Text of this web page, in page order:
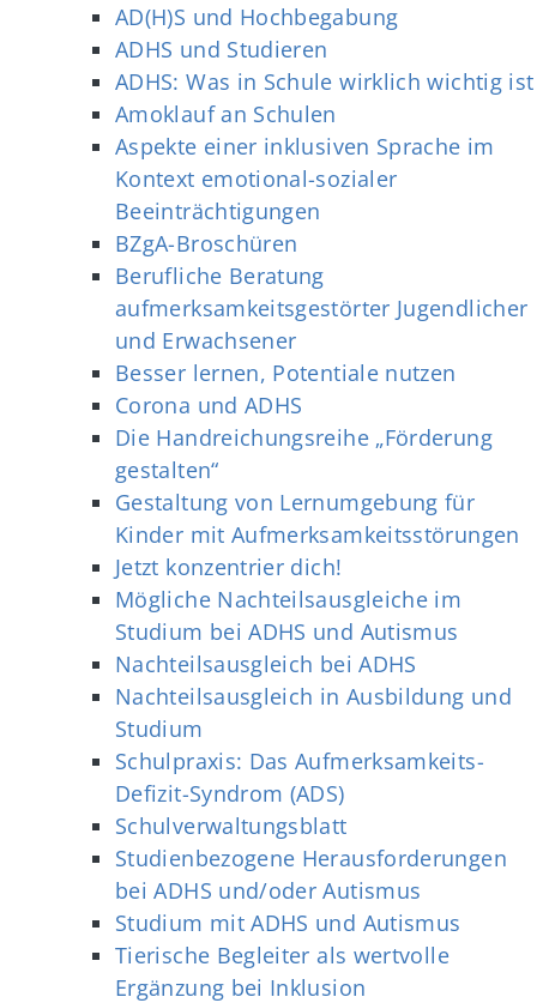
AD(H)S und Hochbegabung
ADHS und Studieren
ADHS: Was in Schule wirklich wichtig ist
Amoklauf an Schulen
Aspekte einer inklusiven Sprache im
Kontext emotional-sozialer
Beeinträchtigungen
BZgA-Broschüren
Berufliche Beratung
aufmerksamkeitsgestörter Jugendlicher
und Erwachsener
Besser lernen, Potentiale nutzen
Corona und ADHS
Die Handreichungsreihe „Förderung
gestalten“
Gestaltung von Lernumgebung für
Kinder mit Aufmerksamkeitsstörungen
Jetzt konzentrier dich!
Mögliche Nachteilsausgleiche im
Studium bei ADHS und Autismus
Nachteilsausgleich bei ADHS
Nachteilsausgleich in Ausbildung und
Studium
Schulpraxis: Das Aufmerksamkeits-
Defizit-Syndrom (ADS)
Schulverwaltungsblatt
Studienbezogene Herausforderungen
bei ADHS und/oder Autismus
Studium mit ADHS und Autismus
Tierische Begleiter als wertvolle
Ergänzung bei Inklusion